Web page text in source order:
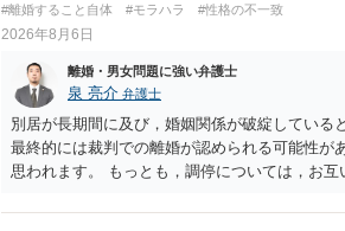
されるところです。、もし本人申立てをお考え
で、性急な申立てをせず、知識と資料をしっ
れます。
#離婚すること自体 #モラハラ #性格の不一致
2026年8月6日
離婚・男女問題に強い弁護士
泉 亮介 弁護士
別居が長期間に及び，婚姻関係が破綻している
最終的には裁判での離婚が認められる可能性が
思われます。 もっとも，調停については，お
の離婚に固執しないかいずれかの対応は必要